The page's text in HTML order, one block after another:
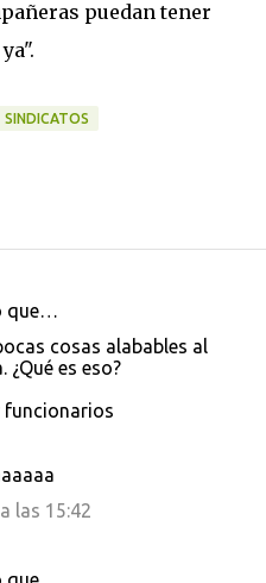
puedan tener
SINDICATOS
que…
cosas alabables al
es eso?
funcionarios
las 15:42